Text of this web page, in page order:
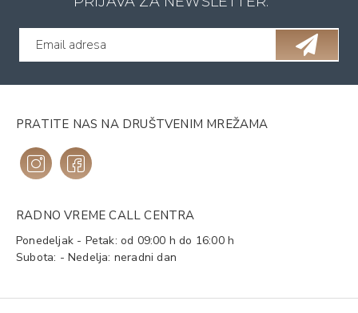
PRATITE NAS NA DRUŠTVENIM MREŽAMA
RADNO VREME CALL CENTRA
Ponedeljak - Petak: od 09:00 h do 16:00 h
Subota: - Nedelja: neradni dan